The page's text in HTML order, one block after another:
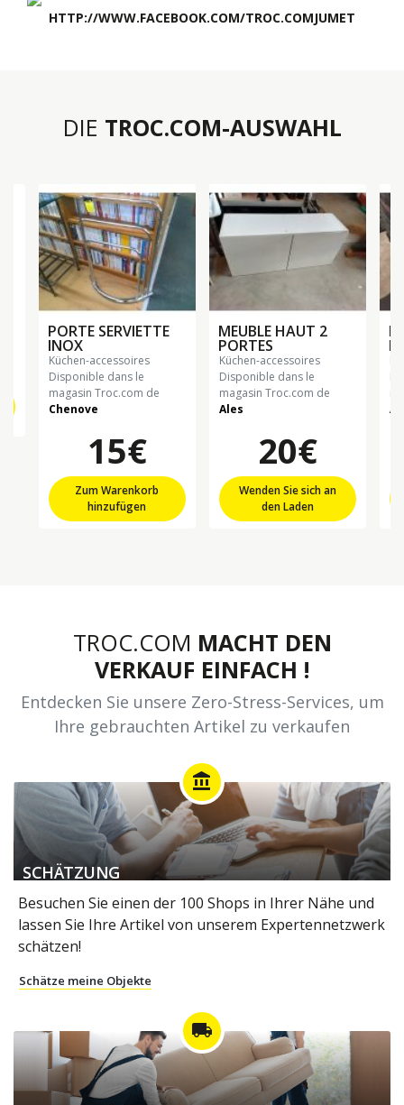
HTTP://WWW.FACEBOOK.COM/TROC.COMJUMET
DIE TROC.COM-AUSWAHL
PORTE SERVIETTE
INOX
küchen-accessoires
Disponible dans le
magasin Troc.com de
Chenove
15€
Zum Warenkorb
hinzufügen
MEUBLE HAUT 2
PORTES
küchen-accessoires
Disponible dans le
magasin Troc.com de
Ales
20€
Wenden Sie sich an
den Laden
TROC.COM MACHT DEN
VERKAUF EINFACH !
Entdecken Sie unsere Zero-Stress-Services, um
Ihre gebrauchten Artikel zu verkaufen
account_balance
SCHÄTZUNG
Besuchen Sie einen der 100 Shops in Ihrer Nähe und
lassen Sie Ihre Artikel von unserem Expertennetzwerk
schätzen!
Schätze meine Objekte
local_shipping